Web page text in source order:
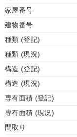
家屋番号
建物番号
種類 (登記)
種類 (現況)
構造 (登記)
構造 (現況)
専有面積 (登記)
専有面積 (現況)
間取り